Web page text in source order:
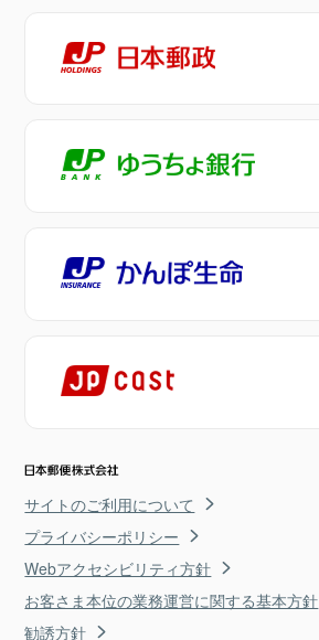
サイトのご利用について
プライバシーポリシー
Webアクセシビリティ方針
お客さま本位の業務運営に関する基本方針
勧誘方針